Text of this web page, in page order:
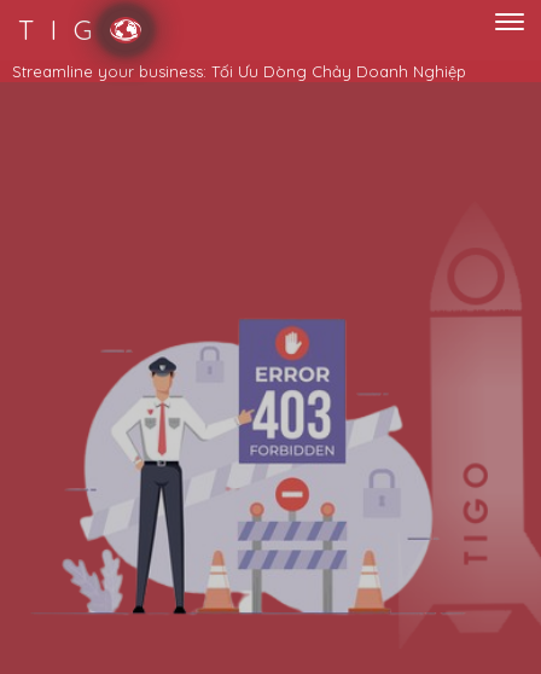
T I G
Streamline your business: Tối Ưu Dòng Chảy Doanh Nghiệp